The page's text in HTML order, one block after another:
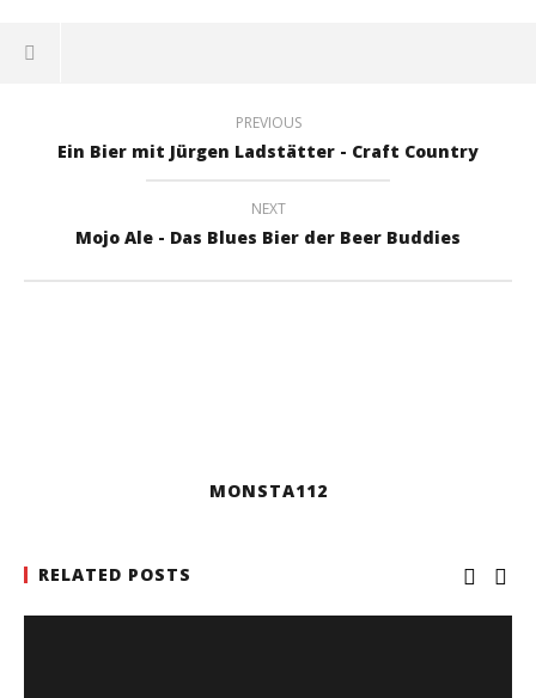
PREVIOUS
Ein Bier mit Jürgen Ladstätter - Craft Country
NEXT
Mojo Ale - Das Blues Bier der Beer Buddies
MONSTA112
RELATED POSTS